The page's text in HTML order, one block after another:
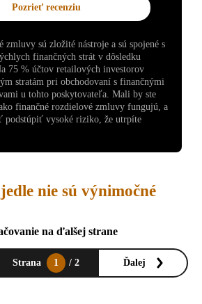
Pozrieť recenziu
zmluvy sú zložité nástroje a sú spojené s
finančných strát v dôsledku
75 % účtov retailových investorov
stratám pri obchodovaní s finančnými
u tohto poskytovateľa. Mali by ste
finančné rozdielové zmluvy fungujú, a
podstúpiť vysoké riziko, že utrpíte
nie sú výnimočné
na ďalšej strane
Strana 1 / 2 Ďalej